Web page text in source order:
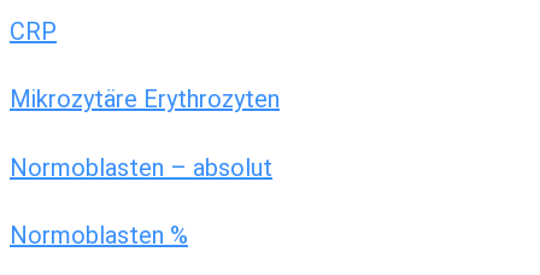
CRP
Mikrozytäre Erythrozyten
Normoblasten – absolut
Normoblasten %